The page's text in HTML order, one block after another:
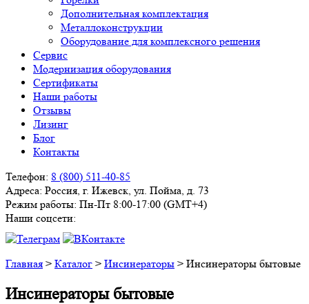
Дополнительная комплектация
Металлоконструкции
Оборудование для комплексного решения
Сервис
Модернизация оборудования
Сертификаты
Наши работы
Отзывы
Лизинг
Блог
Контакты
Телефон: 8 (800) 511-40-85
Адреса: Россия, г. Ижевск, ул. Пойма, д. 73
Режим работы: Пн-Пт 8:00-17:00 (GMT+4)
Наши соцсети:
Главная > Каталог > Инсинераторы > Инсинераторы бытовые
Инсинераторы бытовые